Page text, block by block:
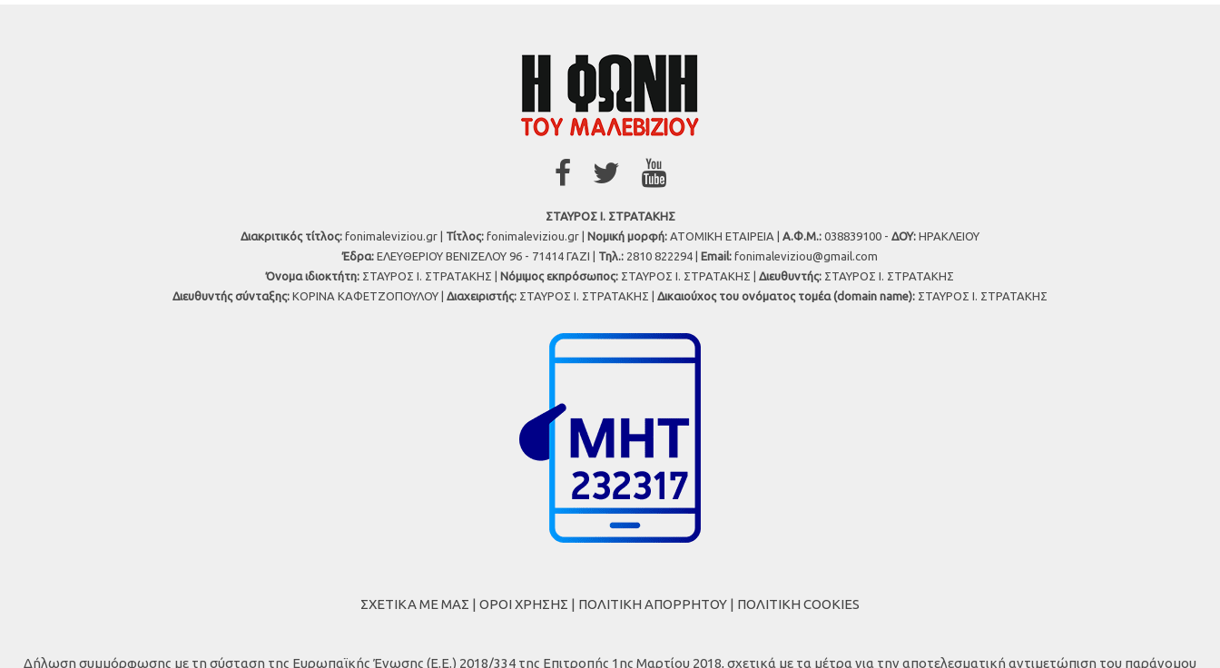
ΣΤΑΥΡΟΣ Ι. ΣΤΡΑΤΑΚΗΣ
Διακριτικός τίτλος: fonimaleviziou.gr | Τίτλος: fonimaleviziou.gr | Νομική μορφή: ΑΤΟΜΙΚΗ ΕΤΑΙΡΕΙΑ | Α.Φ.Μ.: 038839100 - ΔΟΥ: ΗΡΑΚΛΕΙΟΥ
Έδρα: ΕΛΕΥΘΕΡΙΟΥ ΒΕΝΙΖΕΛΟΥ 96 - 71414 ΓΑΖΙ | Τηλ.: 2810 822294 | Εmail: fonimaleviziou@gmail.com
Όνομα ιδιοκτήτη: ΣΤΑΥΡΟΣ Ι. ΣΤΡΑΤΑΚΗΣ | Νόμιμος εκπρόσωπος: ΣΤΑΥΡΟΣ Ι. ΣΤΡΑΤΑΚΗΣ | Διευθυντής: ΣΤΑΥΡΟΣ Ι. ΣΤΡΑΤΑΚΗΣ
Διευθυντής σύνταξης: ΚΟΡΙΝΑ ΚΑΦΕΤΖΟΠΟΥΛΟΥ | Διαχειριστής: ΣΤΑΥΡΟΣ Ι. ΣΤΡΑΤΑΚΗΣ | Δικαιούχος του ονόματος τομέα (domain name): ΣΤΑΥΡΟΣ Ι. ΣΤΡΑΤΑΚΗΣ
ΣΧΕΤΙΚΑ ΜΕ ΜΑΣ | ΟΡΟΙ ΧΡΗΣΗΣ | ΠΟΛΙΤΙΚΗ ΑΠΟΡΡΗΤΟΥ | ΠΟΛΙΤΙΚΗ COOKIES
Δήλωση συμμόρφωσης με τη σύσταση της Ευρωπαϊκής Ένωσης (Ε.Ε.) 2018/334 της Επιτροπής 1ης Μαρτίου 2018, σχετικά με τα μέτρα για την αποτελεσματική αντιμετώπιση του παράνομου